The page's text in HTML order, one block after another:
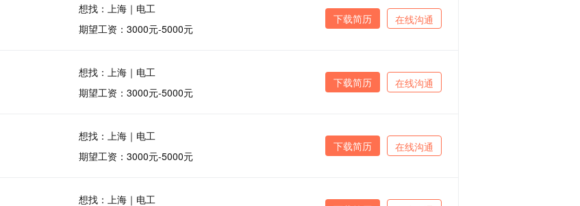
想找：上海｜电工
期望工资：3000元-5000元
在线沟通
下载简历
想找：上海｜电工
期望工资：3000元-5000元
在线沟通
下载简历
想找：上海｜电工
期望工资：3000元-5000元
在线沟通
下载简历
想找：上海｜电工